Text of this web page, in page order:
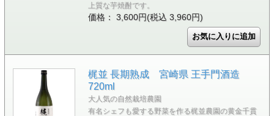
上質な芋焼酎です。
価格： 3,600円(税込 3,960円)
梶並 長期熟成 宮崎県 王手門酒造
720ml
大人気の自然栽培農園
有名シェフも愛する野菜を作る梶並農園の黄金千貫